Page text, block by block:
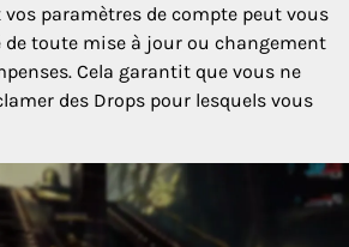
paramètres de compte peut vous
toute mise à jour ou changement
Cela garantit que vous ne
des Drops pour lesquels vous